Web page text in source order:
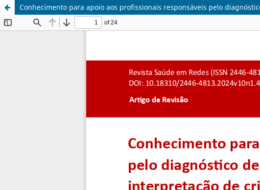
Conhecimento para apoio aos profissionais responsáveis pelo